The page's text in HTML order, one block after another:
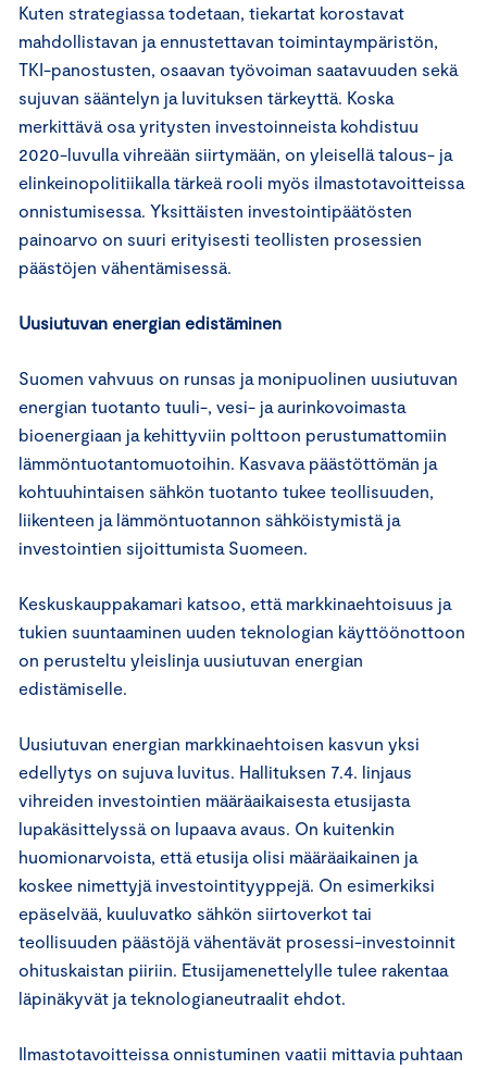
Kuten strategiassa todetaan, tiekartat korostavat
mahdollistavan ja ennustettavan toimintaympäristön,
TKI-panostusten, osaavan työvoiman saatavuuden sekä
sujuvan sääntelyn ja luvituksen tärkeyttä. Koska
merkittävä osa yritysten investoinneista kohdistuu
2020-luvulla vihreään siirtymään, on yleisellä talous- ja
elinkeinopolitiikalla tärkeä rooli myös ilmastotavoitteissa
onnistumisessa. Yksittäisten investointipäätösten
painoarvo on suuri erityisesti teollisten prosessien
päästöjen vähentämisessä.
Uusiutuvan energian edistäminen
Suomen vahvuus on runsas ja monipuolinen uusiutuvan
energian tuotanto tuuli-, vesi- ja aurinkovoimasta
bioenergiaan ja kehittyviin polttoon perustumattomiin
lämmöntuotantomuotoihin. Kasvava päästöttömän ja
kohtuuhintaisen sähkön tuotanto tukee teollisuuden,
liikenteen ja lämmöntuotannon sähköistymistä ja
investointien sijoittumista Suomeen.
Keskuskauppakamari katsoo, että markkinaehtoisuus ja
tukien suuntaaminen uuden teknologian käyttöönottoon
on perusteltu yleislinja uusiutuvan energian
edistämiselle.
Uusiutuvan energian markkinaehtoisen kasvun yksi
edellytys on sujuva luvitus. Hallituksen 7.4. linjaus
vihreiden investointien määräaikaisesta etusijasta
lupakäsittelyssä on lupaava avaus. On kuitenkin
huomionarvoista, että etusija olisi määräaikainen ja
koskee nimettyjä investointityyppejä. On esimerkiksi
epäselvää, kuuluvatko sähkön siirtoverkot tai
teollisuuden päästöjä vähentävät prosessi-investoinnit
ohituskaistan piiriin. Etusijamenettelylle tulee rakentaa
läpinäkyvät ja teknologianeutraalit ehdot.
Ilmastotavoitteissa onnistuminen vaatii mittavia puhtaan